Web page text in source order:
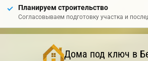
Планируем строительство
Согласовываем подготовку участка и
Дома под ключ в